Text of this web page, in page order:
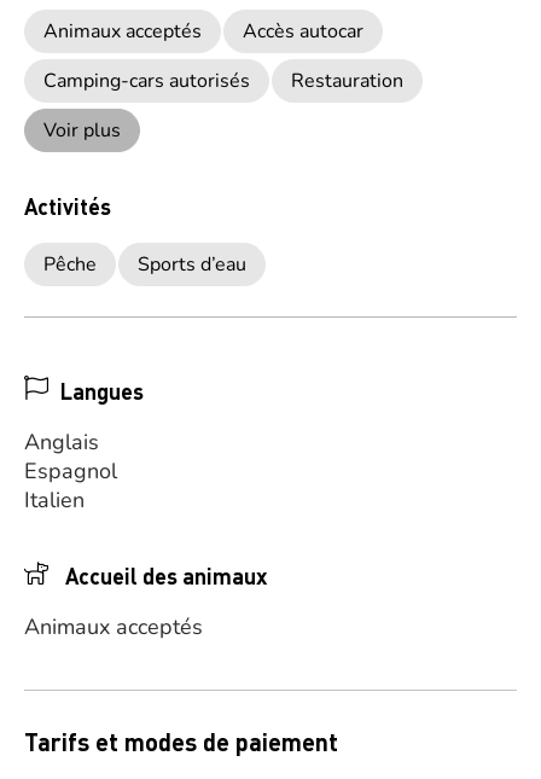
Animaux acceptés
Accès autocar
Camping-cars autorisés
Restauration
Voir plus
Activités
Pêche Sports d’eau
Langues
Anglais
Espagnol
Italien
Accueil des animaux
Animaux acceptés
Tarifs et modes de paiement